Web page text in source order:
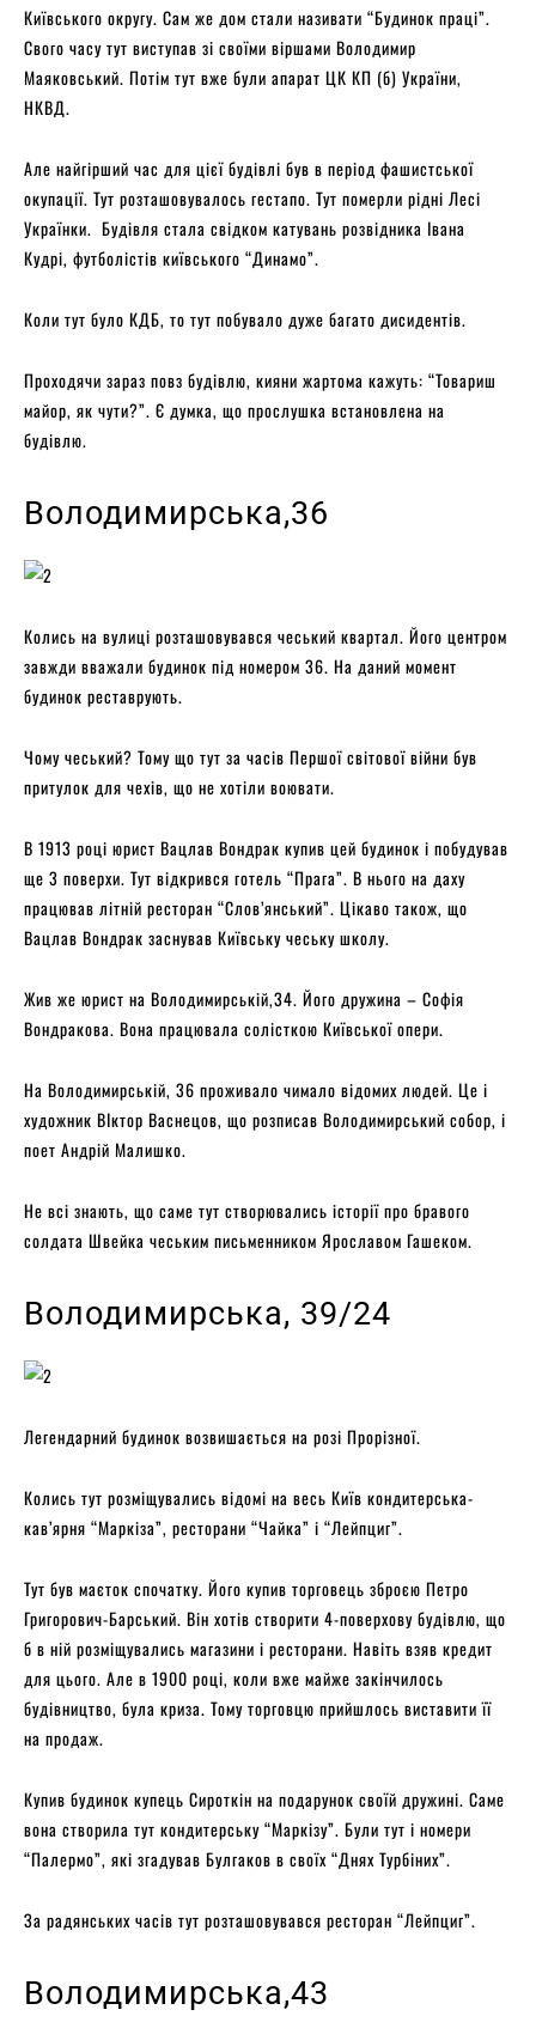
Київського округу. Сам же дом стали називати “Будинок праці”.
Свого часу тут виступав зі своїми віршами Володимир
Маяковський. Потім тут вже були апарат ЦК КП (б) України,
НКВД.
Але найгірший час для цієї будівлі був в період фашистської
окупації. Тут розташовувалось гестапо. Тут померли рідні Лесі
Українки. Будівля стала свідком катувань розвідника Івана
Кудрі, футболістів київського “Динамо”.
Коли тут було КДБ, то тут побувало дуже багато дисидентів.
Проходячи зараз повз будівлю, кияни жартома кажуть: “Товариш
майор, як чути?”. Є думка, що прослушка встановлена на
будівлю.
Володимирська,36
Колись на вулиці розташовувався чеський квартал. Його центром
завжди вважали будинок під номером 36. На даний момент
будинок реставрують.
Чому чеський? Тому що тут за часів Першої світової війни був
притулок для чехів, що не хотіли воювати.
В 1913 році юрист Вацлав Вондрак купив цей будинок і побудував
ще 3 поверхи. Тут відкрився готель “Прага”. В нього на даху
працював літній ресторан “Слов’янський”. Цікаво також, що
Вацлав Вондрак заснував Київську чеську школу.
Жив же юрист на Володимирській,34. Його дружина – Софія
Вондракова. Вона працювала солісткою Київської опери.
На Володимирській, 36 проживало чимало відомих людей. Це і
художник ВІктор Васнецов, що розписав Володимирський собор, і
поет Андрій Малишко.
Не всі знають, що саме тут створювались історії про бравого
солдата Швейка чеським письменником Ярославом Гашеком.
Володимирська, 39/24
Легендарний будинок возвишається на розі Прорізної.
Колись тут розміщувались відомі на весь Київ кондитерська-
кав’ярня “Маркіза”, ресторани “Чайка” і “Лейпциг”.
Тут був маєток спочатку. Його купив торговець зброєю Петро
Григорович-Барський. Він хотів створити 4-поверхову будівлю, що
б в ній розміщувались магазини і ресторани. Навіть взяв кредит
для цього. Але в 1900 році, коли вже майже закінчилось
будівництво, була криза. Тому торговцю прийшлось виставити її
на продаж.
Купив будинок купець Сироткін на подарунок своїй дружині. Саме
вона створила тут кондитерську “Маркізу”. Були тут і номери
“Палермо”, які згадував Булгаков в своїх “Днях Турбіних”.
За радянських часів тут розташовувався ресторан “Лейпциг”.
Володимирська,43